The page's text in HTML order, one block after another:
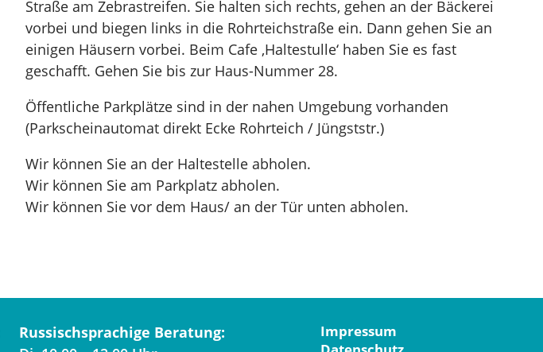
Straße am Zebrastreifen. Sie halten sich rechts, gehen an der Bäckerei
vorbei und biegen links in die Rohrteichstraße ein. Dann gehen Sie an
einigen Häusern vorbei. Beim Cafe ‚Haltestulle‘ haben Sie es fast
geschafft. Gehen Sie bis zur Haus-Nummer 28.
Öffentliche Parkplätze sind in der nahen Umgebung vorhanden
(Parkscheinautomat direkt Ecke Rohrteich / Jüngststr.)
Wir können Sie an der Haltestelle abholen.
Wir können Sie am Parkplatz abholen.
Wir können Sie vor dem Haus/ an der Tür unten abholen.
Russischsprachige Beratung:
Impressum